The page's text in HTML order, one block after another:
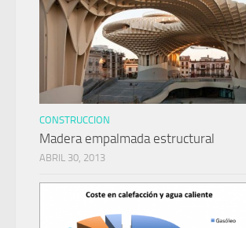
CONSTRUCCION
Madera empalmada estructural
ABRIL 30, 2013